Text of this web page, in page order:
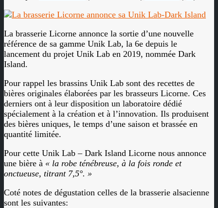
La brasserie Licorne annonce la sortie d’une nouvelle
référence de sa gamme Unik Lab, la 6e depuis le
lancement du projet Unik Lab en 2019, nommée Dark
Island.
Pour rappel les brassins Unik Lab sont des recettes de
bières originales élaborées par les brasseurs Licorne. Ces
derniers ont à leur disposition un laboratoire dédié
spécialement à la création et à l’innovation. Ils produisent
des bières uniques, le temps d’une saison et brassée en
quantité limitée.
Pour cette Unik Lab – Dark Island Licorne nous annonce
une bière à « la robe ténébreuse, à la fois ronde et
onctueuse, titrant 7,5°. »
Coté notes de dégustation celles de la brasserie alsacienne
sont les suivantes: